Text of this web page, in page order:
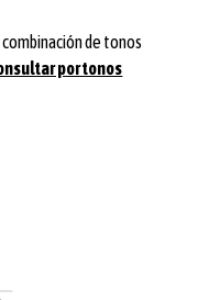
combinación de tonos
por tonos